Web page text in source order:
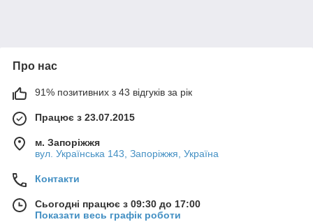
Про нас
91% позитивних з 43 відгуків за рік
Працює з 23.07.2015
м. Запоріжжя
вул. Українська 143, Запоріжжя, Україна
Контакти
Сьогодні працює з 09:30 до 17:00
Показати весь графік роботи